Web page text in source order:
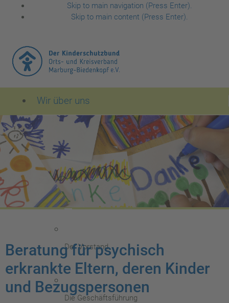
Skip to main navigation (Press Enter).
Skip to main content (Press Enter).
Wir über uns
Der Kinderschutzbund Orts- und Kreisverband
Leitbild des Kinderschutzbundes
Der Vorstand
Die Geschäftsführung
Beratung für psychisch
erkrankte Eltern, deren Kinder
und Bezugspersonen